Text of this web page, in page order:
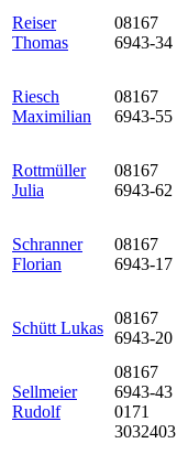
Reiser
Thomas
08167
6943-34
Riesch
Maximilian
08167
6943-55
Rottmüller
Julia
08167
6943-62
Schranner
Florian
08167
6943-17
Schütt Lukas
08167
6943-20
Sellmeier
Rudolf
08167
6943-43
0171
3032403